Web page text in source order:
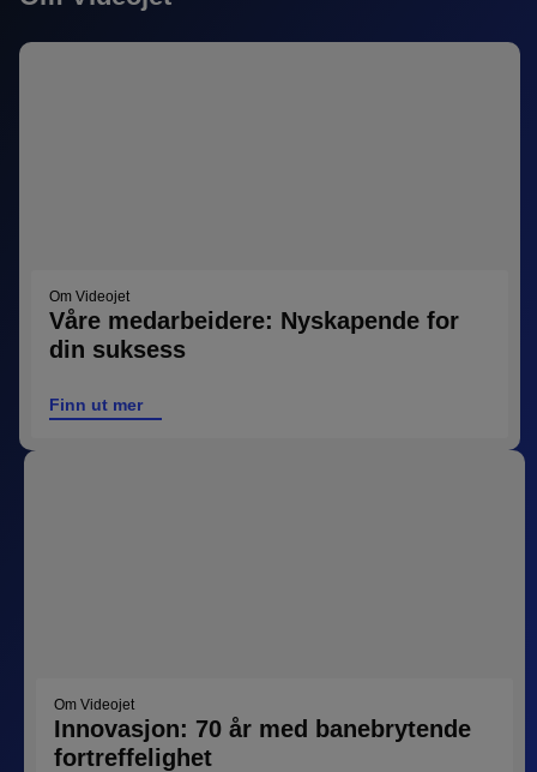
Om Videojet
Våre medarbeidere: Nyskapende for
din suksess
Finn ut mer
Om Videojet
Innovasjon: 70 år med banebrytende
fortreffelighet